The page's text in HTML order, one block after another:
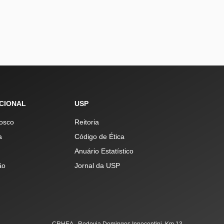
USP
Reitoria
Código de Ética
Anuário Estatístico
Jornal da USP